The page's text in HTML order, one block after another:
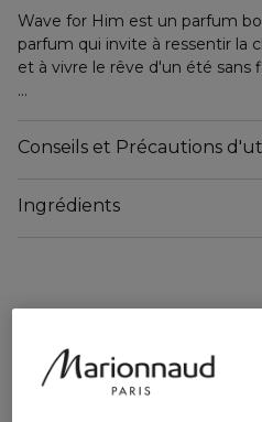
Wave for Him est un parfum
parfum qui invite à ressentir la
et à vivre le rêve d'un été sans
Le jeune homme Hollister a
adore surfer ou faire du skate
les meilleurs moments avec
pamplemousse apportent
porter par les notes de fond
Musc crémeux et la Fève
Conseils et Précautions
Ingrédients